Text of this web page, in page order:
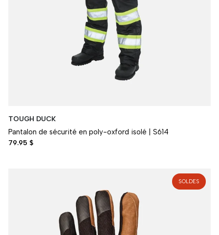
TOUGH DUCK
Pantalon de sécurité en poly-oxford isolé | S614
79.95 $
SOLDES